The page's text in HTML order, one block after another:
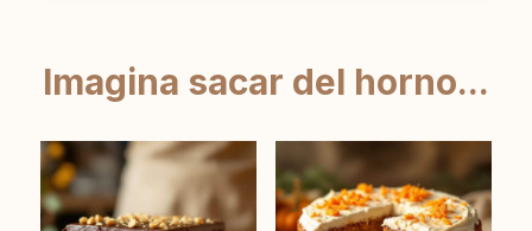
Imagina sacar del horno...